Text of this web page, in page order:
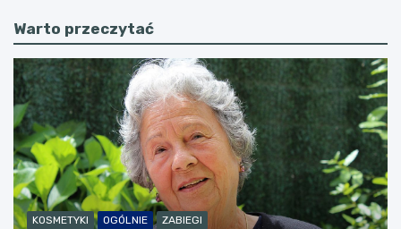
Warto przeczytać
KOSMETYKI OGÓLNIE ZABIEGI